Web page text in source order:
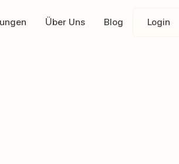
Über Uns Blog Login